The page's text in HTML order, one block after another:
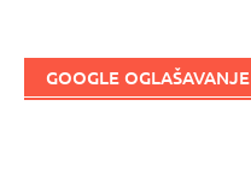
GOOGLE OGLAŠAVANJE